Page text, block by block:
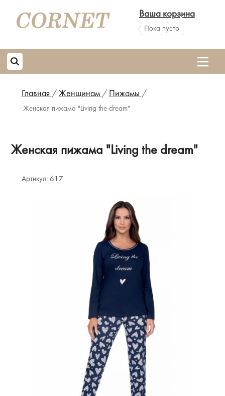
Ваша корзина
Пока пусто
Главная / Женщинам / Пижамы /
Женская пижама "Living the dream"
Женская пижама "Living the dream"
Артикул: 617